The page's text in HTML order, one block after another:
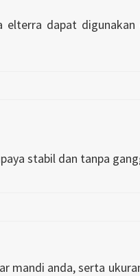
dapat
stabil dan tanpa
mandi anda, serta